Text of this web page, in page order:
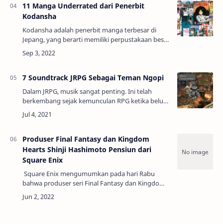
11 Manga Underrated dari Penerbit
Kodansha
Kodansha adalah penerbit manga terbesar di
Jepang, yang berarti memiliki perpustakaan besar
untuk dipilih untuk dibaca. Kodansha telah
menerbitkan berbagai karya fantastis, dari Ak…
7 Soundtrack JRPG Sebagai Teman Ngopi
Dalam JRPG, musik sangat penting. Ini telah
berkembang sejak kemunculan RPG ketika belum
ada akting suara, dan orang-orang bergantung
pada musik permainan untuk menangkap pesan
Produser Final Fantasy dan Kingdom
Hearts Shinji Hashimoto Pensiun dari
Square Enix
Square Enix mengumumkan pada hari Rabu
bahwa produser seri Final Fantasy dan Kingdom
Hearts Shinji Hashimoto pensiun dari perusahaan
pada hari Selasa.Shinji Hashimoto mencata…